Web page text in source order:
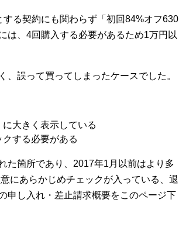
る契約にも関わらず「初回84%オフ630
は、4回購入する必要があるため1万円以
誤って買ってしまったケースでした。
大きく表示している
する必要がある
た箇所であり、2017年1月以前はより多
にあらかじめチェックが入っている、退
申し入れ・差止請求概要をこのページ下